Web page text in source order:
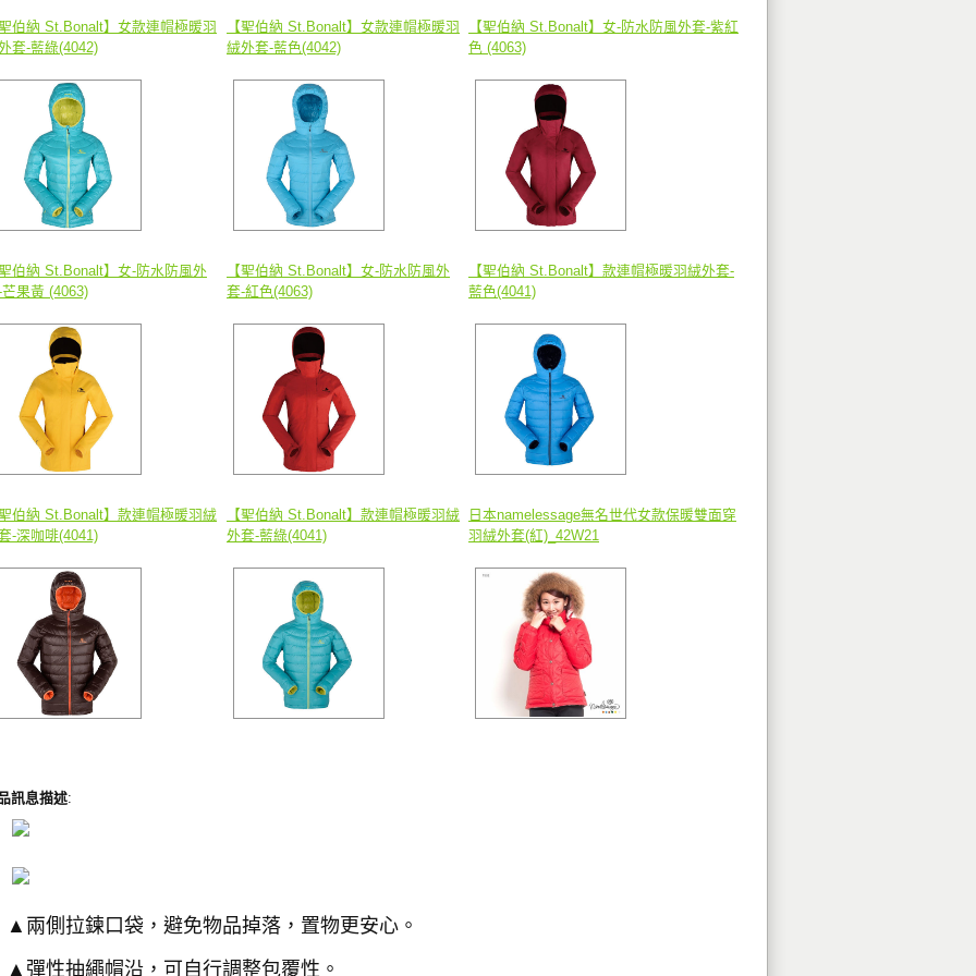
聖伯納 St.Bonalt】女款連帽極暖羽
套-藍綠(4042)
【聖伯納 St.Bonalt】女款連帽極暖羽
絨外套-藍色(4042)
【聖伯納 St.Bonalt】女-防水防風外套-紫紅
色 (4063)
聖伯納 St.Bonalt】女-防水防風外
果黃 (4063)
【聖伯納 St.Bonalt】女-防水防風外
套-紅色(4063)
【聖伯納 St.Bonalt】款連帽極暖羽絨外套-
藍色(4041)
聖伯納 St.Bonalt】款連帽極暖羽絨
-深咖啡(4041)
【聖伯納 St.Bonalt】款連帽極暖羽絨
外套-藍綠(4041)
日本namelessage無名世代女款保暖雙面穿
羽絨外套(紅)_42W21
訊息描述:
▲兩側拉鍊口袋，避免物品掉落，置物更安心。
▲彈性抽繩帽沿，可自行調整包覆性。